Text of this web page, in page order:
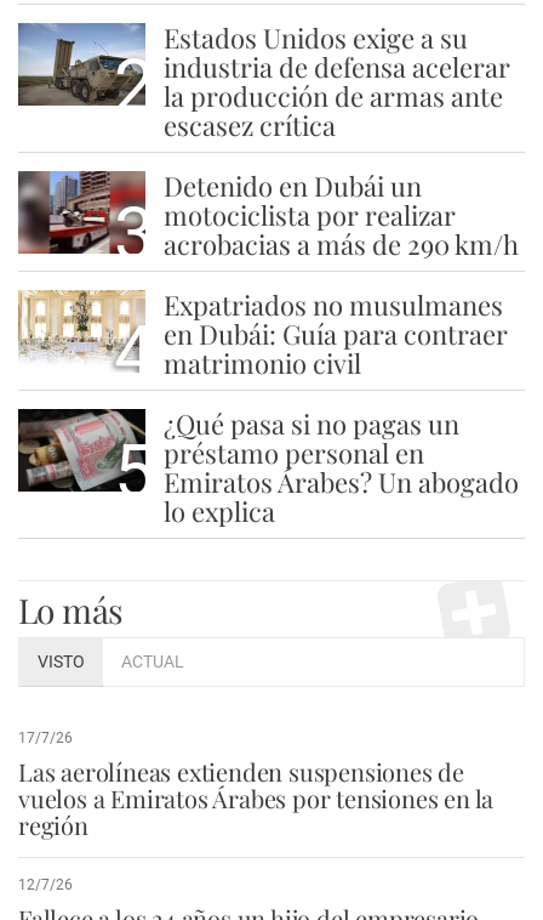
2
Estados Unidos exige a su
industria de defensa acelerar
la producción de armas ante
escasez crítica
3
Detenido en Dubái un
motociclista por realizar
acrobacias a más de 290 km/h
4
Expatriados no musulmanes
en Dubái: Guía para contraer
matrimonio civil
5
¿Qué pasa si no pagas un
préstamo personal en
Emiratos Árabes? Un abogado
lo explica
Lo más
VISTO ACTUAL
17/7/26
Las aerolíneas extienden suspensiones de
vuelos a Emiratos Árabes por tensiones en la
región
12/7/26